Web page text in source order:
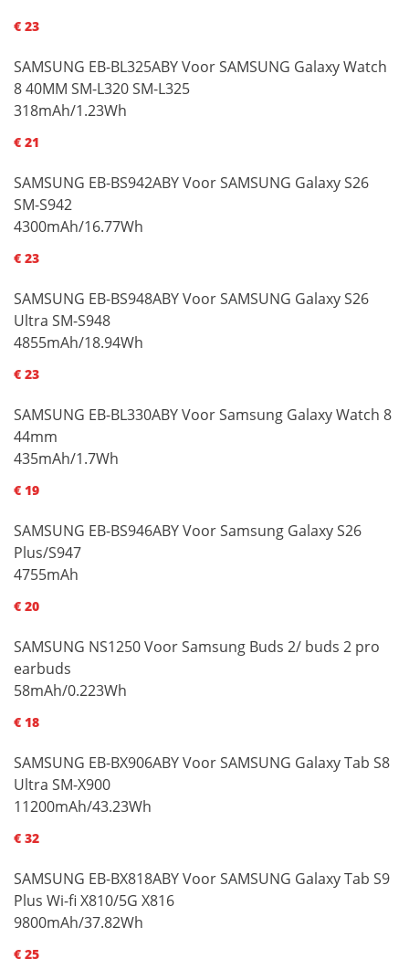
€ 23
SAMSUNG EB-BL325ABY Voor SAMSUNG Galaxy Watch
8 40MM SM-L320 SM-L325
318mAh/1.23Wh
€ 21
SAMSUNG EB-BS942ABY Voor SAMSUNG Galaxy S26
SM-S942
4300mAh/16.77Wh
€ 23
SAMSUNG EB-BS948ABY Voor SAMSUNG Galaxy S26
Ultra SM-S948
4855mAh/18.94Wh
€ 23
SAMSUNG EB-BL330ABY Voor Samsung Galaxy Watch 8
44mm
435mAh/1.7Wh
€ 19
SAMSUNG EB-BS946ABY Voor Samsung Galaxy S26
Plus/S947
4755mAh
€ 20
SAMSUNG NS1250 Voor Samsung Buds 2/ buds 2 pro
earbuds
58mAh/0.223Wh
€ 18
SAMSUNG EB-BX906ABY Voor SAMSUNG Galaxy Tab S8
Ultra SM-X900
11200mAh/43.23Wh
€ 32
SAMSUNG EB-BX818ABY Voor SAMSUNG Galaxy Tab S9
Plus Wi-fi X810/5G X816
9800mAh/37.82Wh
€ 25